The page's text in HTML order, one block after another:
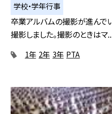
学校・学年行事
卒業アルバムの撮影が進んで
撮影しました。撮影のときはマ
1年 2年 3年 PTA